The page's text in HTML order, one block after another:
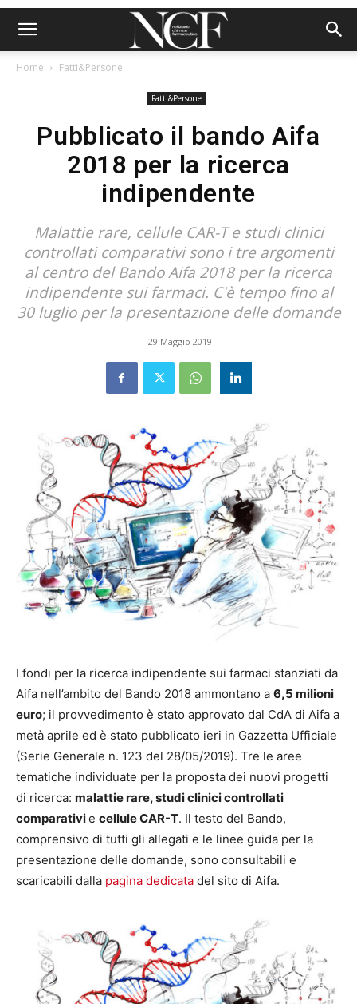
Home Fatti&Persone
Fatti&Persone
Pubblicato il bando Aifa
2018 per la ricerca
indipendente
Malattie rare, cellule CAR-T e studi clinici
controllati comparativi sono i tre argomenti
al centro del Bando Aifa 2018 per la ricerca
indipendente sui farmaci. C'è tempo fino al
30 luglio per la presentazione delle domande
29 Maggio 2019
I fondi per la ricerca indipendente sui farmaci stanziati da
Aifa nell’ambito del Bando 2018 ammontano a 6,5 milioni
euro; il provvedimento è stato approvato dal CdA di Aifa a
metà aprile ed è stato pubblicato ieri in Gazzetta Ufficiale
(Serie Generale n. 123 del 28/05/2019). Tre le aree
tematiche individuate per la proposta dei nuovi progetti
di ricerca: malattie rare, studi clinici controllati
comparativie cellule CAR-T. Il testo del Bando,
comprensivo di tutti gli allegati e le linee guida per la
presentazione delle domande, sono consultabili e
scaricabili dalla pagina dedicata del sito di Aifa.